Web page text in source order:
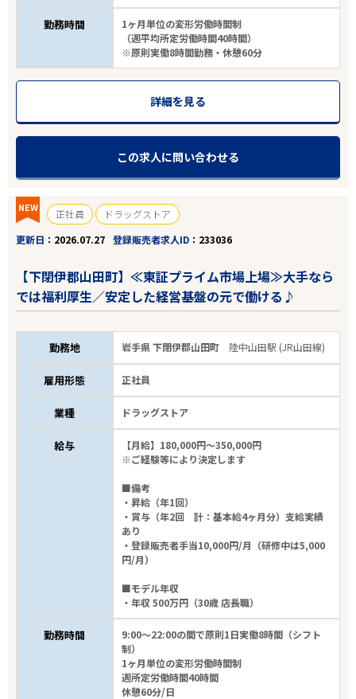
エリアで探す 駅から探す
北海道・東北
JR山田線
駅を選ぶ
10件から検索する
勤務時間
1ヶ月単位の変形労働時間制
（週平均所定労働時間40時間）
※原則実働8時間勤務・休憩60分
詳細を見る
この求人に問い合わせる
NEW 正社員
ドラッグストア
更新日
2026.07.27 登録販売者求人ID 233036
【下閉伊郡山田町】≪東証プライム市場上場≫大手なら
では福利厚生／安定した経営基盤の元で働ける♪
勤務地 岩手県 下閉伊郡山田町 陸中山田駅 (JR山田線)
雇用形態 正社員
業種 ドラッグストア
給与
【月給】180,000円～350,000円
※ご経験等により決定します
■備考
・昇給（年1回）
・賞与（年2回 計：基本給4ヶ月分）支給実績
あり
・登録販売者手当10,000円/月（研修中は5,000
円/月）
■モデル年収
・年収 500万円（30歳 店長職）
勤務時間
9:00～22:00の間で原則1日実働8時間（シフト
制）
1ヶ月単位の変形労働時間制
週所定労働時間40時間
休憩60分/日